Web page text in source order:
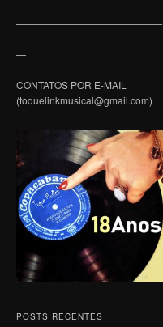
———————————————
———————————————
—
CONTATOS POR E-MAIL
(toquelinkmusical@gmail.com)
POSTS RECENTES